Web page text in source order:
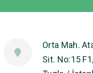
Orta Mah.
Sit. No:15